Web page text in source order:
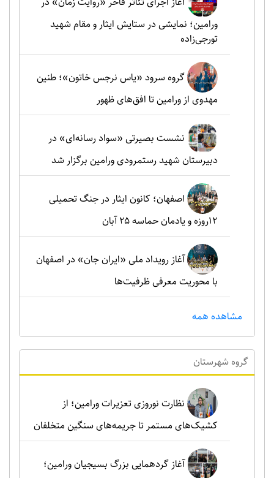
ورامین؛ نمایشی در ستایش ایثار و مقام شهید
تورجی‌زاده
گروه سرود «یاس نرجس خاتون»؛ طنین
مهدوی از ورامین تا افق‌های ظهور
نشست بصیرتی «سواد رسانه‌ای» در
دبیرستان شهید رستمرودی ورامین برگزار شد
اصفهان؛ کانون ایثار در جنگ تحمیلی
۱۲روزه و یادمان حماسه ۲۵ آبان
آغاز رویداد ملی «ایران جان» در اصفهان
با محوریت معرفی ظرفیت‌ها
مشاهده همه
گروه شهرستان
نظارت نوروزی تعزیرات ورامین؛ از
کشیک‌های مستمر تا جریمه‌های سنگین متخلفان
آغاز گردهمایی بزرگ بسیجیان ورامین؛